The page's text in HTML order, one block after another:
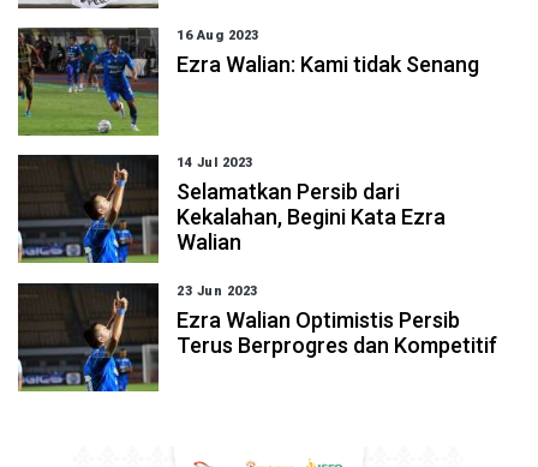
16 Aug 2023
Ezra Walian: Kami tidak Senang
14 Jul 2023
Selamatkan Persib dari
Kekalahan, Begini Kata Ezra
Walian
23 Jun 2023
Ezra Walian Optimistis Persib
Terus Berprogres dan Kompetitif